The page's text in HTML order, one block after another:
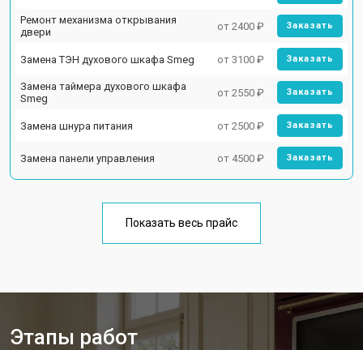
Ремонт механизма открывания
двери
от 2400 ₽ Заказать
Замена ТЭН духового шкафа Smeg от 3100 ₽ Заказать
Замена таймера духового шкафа
Smeg
от 2550 ₽ Заказать
Замена шнура питания от 2500 ₽ Заказать
Замена панели управления от 4500 ₽ Заказать
Показать весь прайс
Этапы работ